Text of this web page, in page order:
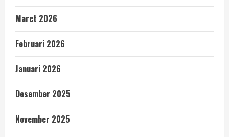
Maret 2026
Februari 2026
Januari 2026
Desember 2025
November 2025